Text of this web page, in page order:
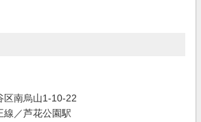
区南烏山1-10-22
線／芦花公園駅